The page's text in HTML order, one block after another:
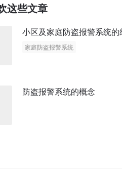
这些文章
小区及家庭防盗报警系统的
家庭防盗报警系统
防盗报警系统的概念